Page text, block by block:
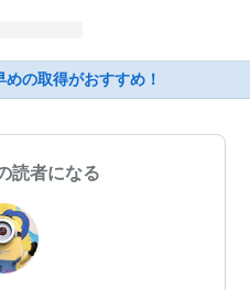
の取得がおすすめ！
読者になる